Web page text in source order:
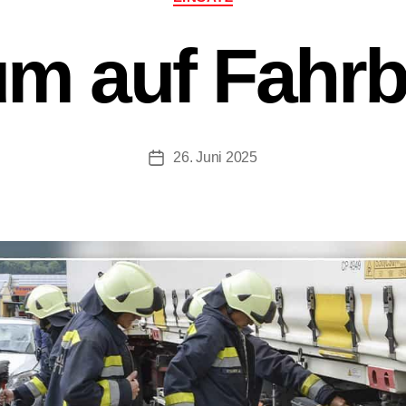
auf
Beitragsdatum
26. Juni 2025